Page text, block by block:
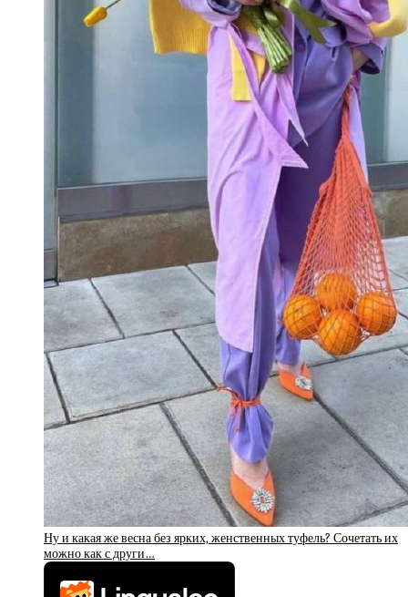
Ну и какая же весна без ярких, женственных туфель? Сочетать их
можно как с други…